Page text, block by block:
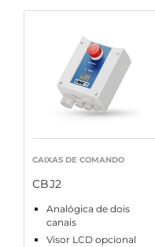
CAIXAS DE COMANDO
CBJ2
Analógica de dois
canais
Visor LCD opcional